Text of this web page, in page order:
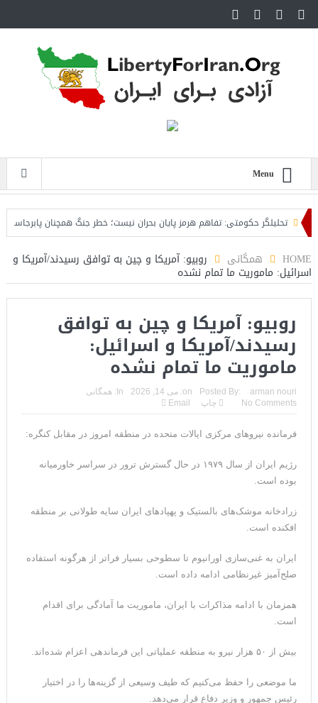
Menu
تحلیلگر حکومتی: تفاهم هرمز پایان بحران نیست؛ خطر جنگ همچنان پابرجاست
HOME همگانی روبیو: آمریکا و چین به توافق رسیدند/آمریکا و
اسرائیل: ماموریت ما تمام نشده
روبیو: آمریکا و چین به توافق
رسیدند/آمریکا و اسرائیل:
ماموریت ما تمام نشده
Posted By: arman nouri
on: می 14, 2026 In: همگانی
No Comments
چاپ Email
فرمانده نیروهای مرکزی ایالات متحده در منطقه امروز در مقابل کنگره:
رژیم ایران از سال ۱۹۷۹ در حال گسترش ترور در سراسر خاورمیانه
بوده است.
زرادخانه موشک‌های بالستیک و پهپادهای ایران سایه طولانی بر منطقه
افکنده است.
ایران به غنی‌سازی اورانیوم تا سطوحی بسیار فراتر از هرگونه استفاده
صلح‌آمیز غیرنظامی ادامه داده است.
همزمان با ادامه مذاکرات با ایران، ماموریت ما آمادگی برای اقدام
است.
بیش از ۵۰ هزار نیرو به منطقه عملیاتی این فرماندهی اعزام شده‌اند.
ما موضعی را حفظ می‌کنیم که طیف وسیعی از گزینه‌ها را در اختیار
رئیس جمهور و وزیر دفاع قرار می‌دهد.